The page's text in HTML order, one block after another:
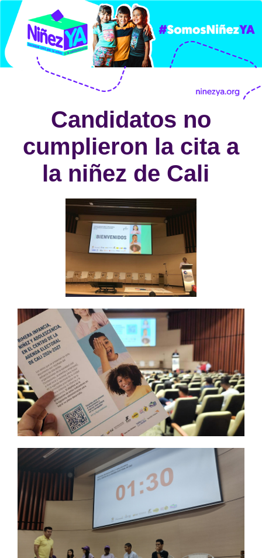
Candidatos no
cumplieron la cita a
la niñez de Cali